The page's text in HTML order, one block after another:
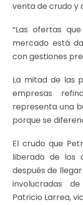
venta de crudo y
“Las ofertas
mercado está
con gestiones
La mitad de las
empresas
representa una
porque se
El crudo que
liberado de los
después de
involucradas
Patricio Larrea,